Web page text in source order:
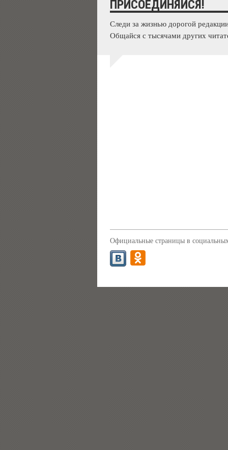
ПРИСОЕДИНЯЙСЯ!
Следи за жизнью дорогой
Общайся с тысячами других
Официальные страницы в социальных